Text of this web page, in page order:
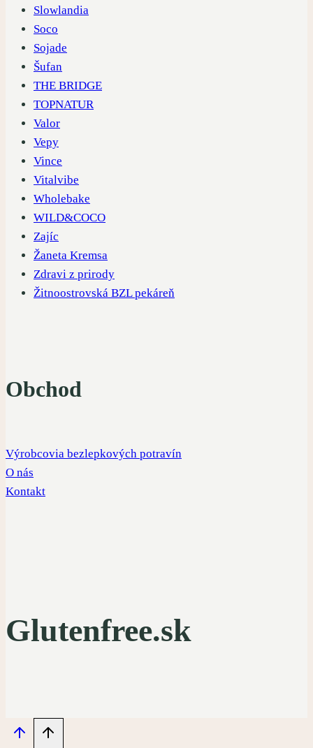
Slowlandia
Soco
Sojade
Šufan
THE BRIDGE
TOPNATUR
Valor
Vepy
Vince
Vitalvibe
Wholebake
WILD&COCO
Zajíc
Žaneta Kremsa
Zdravi z prirody
Žitnoostrovská BZL pekáreň
Obchod
Výrobcovia bezlepkových potravín
O nás
Kontakt
Glutenfree.sk